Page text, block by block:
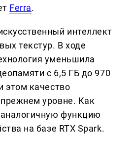
Ferra.
интеллект
текстур. В ходе
уменьшила
с 6,5 ГБ до 970
этом качество
уровне. Как
функцию
на базе RTX Spark.